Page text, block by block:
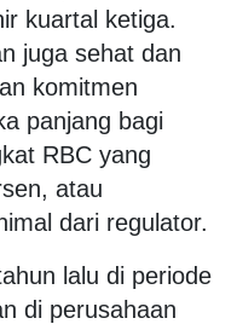
kuartal ketiga.
juga sehat dan
komitmen
panjang bagi
RBC yang
atau
dari regulator.
lalu di periode
di perusahaan